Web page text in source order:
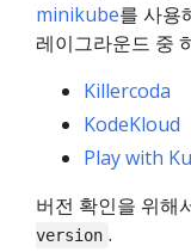
minikube를 사용
레이그라운드 중
Killercoda
KodeKloud
Play with
버전 확인을 위해
version .